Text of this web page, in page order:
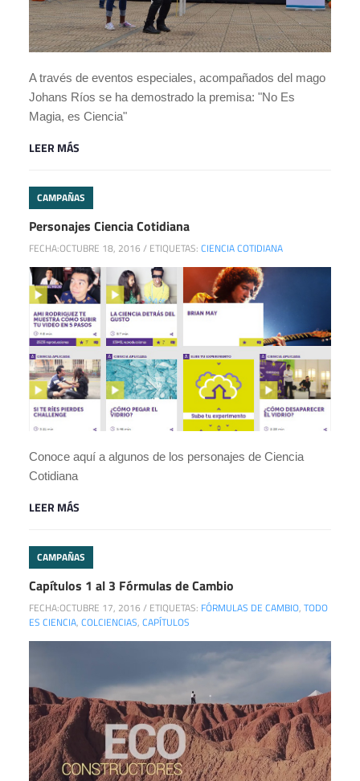
A través de eventos especiales, acompañados del mago
Johans Ríos se ha demostrado la premisa: "No Es
Magia, es Ciencia"
LEER MÁS
CAMPAÑAS
Personajes Ciencia Cotidiana
FECHA:OCTUBRE 18, 2016 / ETIQUETAS: CIENCIA COTIDIANA
Conoce aquí a algunos de los personajes de Ciencia
Cotidiana
LEER MÁS
CAMPAÑAS
Capítulos 1 al 3 Fórmulas de Cambio
FECHA:OCTUBRE 17, 2016 / ETIQUETAS: FÓRMULAS DE CAMBIO, TODO
ES CIENCIA, COLCIENCIAS, CAPÍTULOS